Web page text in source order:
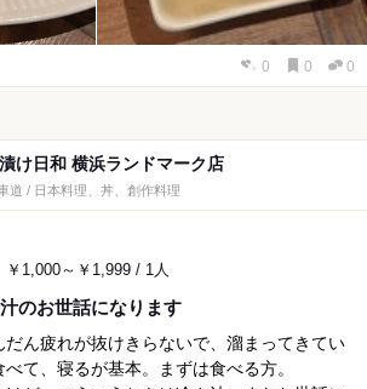
0 0 0
け日和 横浜ランドマーク店
道 / 日本料理、丼、創作料理
￥1,000～￥1,999 / 1人
のお世話になります
ん疲れが抜けきらないで、溜まってきてい
て、寝るが基本。まずは食べる方。